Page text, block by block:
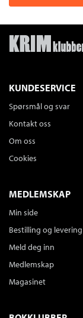
KUNDESERVICE
Spørsmål og svar
Kontakt oss
Om oss
Cookies
MEDLEMSKAP
Min side
Bestilling og levering
Meld deg inn
Medlemskap
Magasinet